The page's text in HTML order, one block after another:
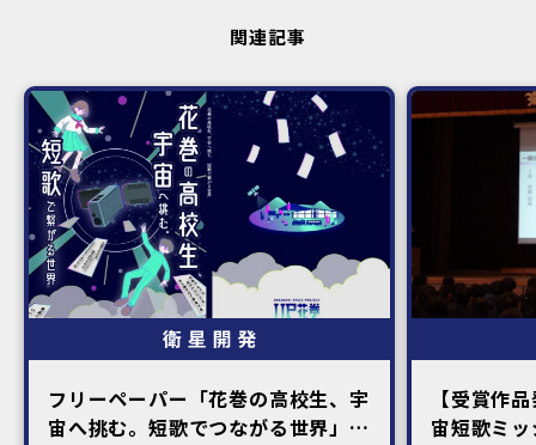
関連記事
フリーペーパー「花巻の高校生、宇
宙へ挑む。短歌でつながる世界」刊
【受賞作
宙短歌ミ